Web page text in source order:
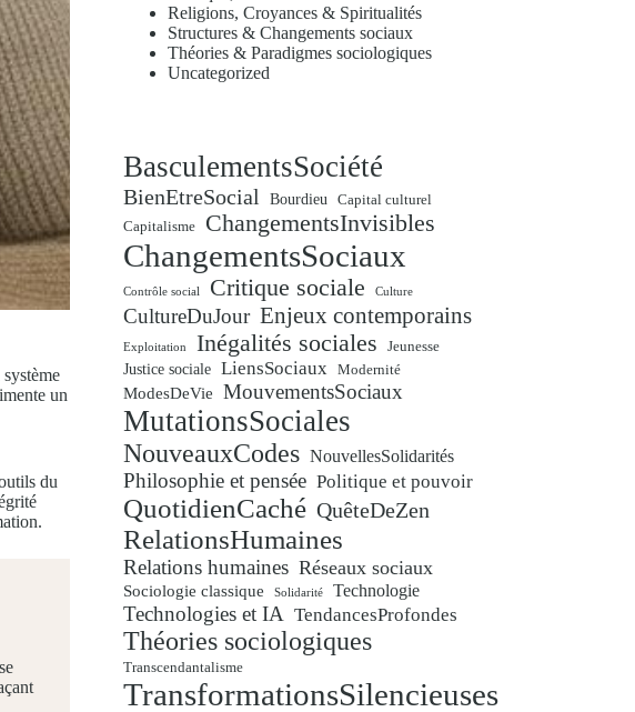
un
du
Religions, Croyances & Spiritualités
Structures & Changements sociaux
Théories & Paradigmes sociologiques
Uncategorized
BasculementsSociété
BienEtreSocial Bourdieu
Capital culturel
Capitalisme
ChangementsInvisibles
ChangementsSociaux
Contrôle social Critique sociale Culture
CultureDuJour Enjeux contemporains
Exploitation Inégalités sociales Jeunesse
Justice sociale LiensSociaux Modernité
ModesDeVie MouvementsSociaux
MutationsSociales
NouveauxCodes NouvellesSolidarités
Philosophie et pensée Politique et pouvoir
QuotidienCaché QuêteDeZen
RelationsHumaines
Relations humaines Réseaux sociaux
Sociologie classique Solidarité Technologie
Technologies et IA TendancesProfondes
Théories sociologiques
Transcendantalisme
TransformationsSilencieuses